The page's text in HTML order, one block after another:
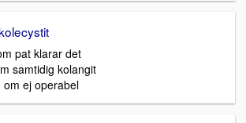
pat klarar det
samtidig kolangit
om ej operabel